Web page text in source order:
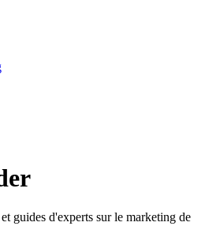
guides d'experts sur le marketing de